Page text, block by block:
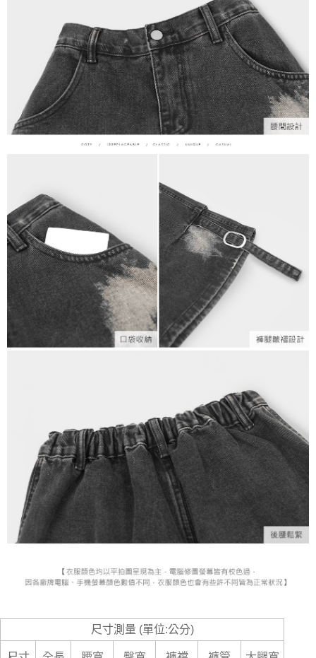
尺寸測量 (單位:公分)